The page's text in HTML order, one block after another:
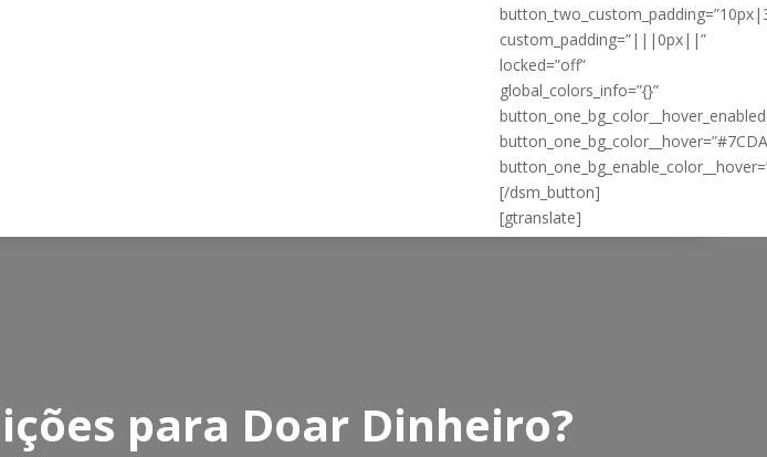
custom_padding=”|||0px||”
locked=”off”
global_colors_info=”{}”
[/dsm_button]
[gtranslate]
para Doar Dinheiro?